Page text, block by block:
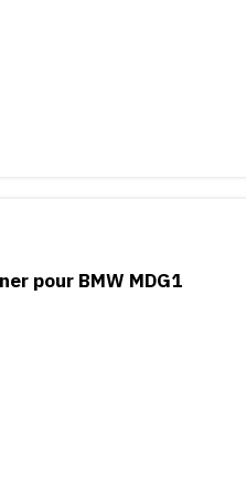
pour BMW MDG1